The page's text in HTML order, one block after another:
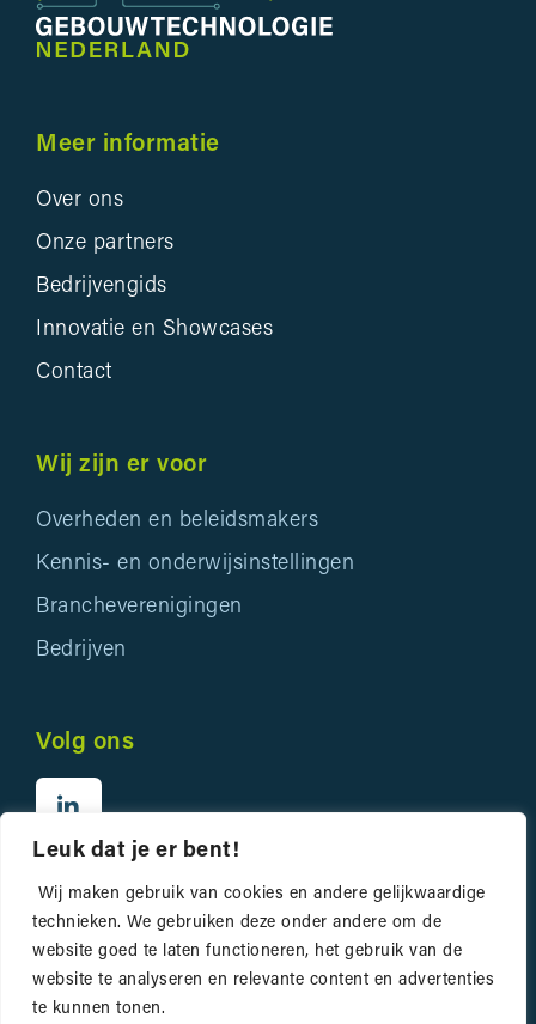
Leuk dat je er bent!
Wij maken gebruik van cookies en andere gelijkwaardige
technieken. We gebruiken deze onder andere om de
website goed te laten functioneren, het gebruik van de
website te analyseren en relevante content en advertenties
te kunnen tonen.
Meer informatie
Over ons
Onze partners
Bedrijvengids
Innovatie en Showcases
Contact
Wij zijn er voor
Overheden en beleidsmakers
Kennis- en onderwijsinstellingen
Brancheverenigingen
Bedrijven
Volg ons
Privacyverklaring